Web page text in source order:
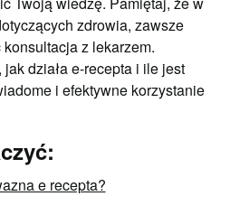
zdrowia, zawsze
z lekarzem.
działa e-recepta i ile jest
i efektywne korzystanie
e recepta?